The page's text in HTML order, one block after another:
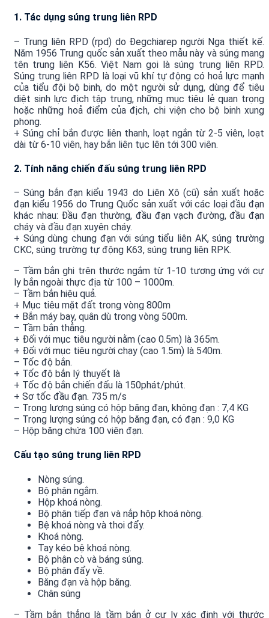
1. Tác dụng súng trung liên RPD
– Trung liên RPD (rpd) do Đegchiarep người Nga thiết kế.
Năm 1956 Trung quốc sản xuất theo mẫu này và súng mang
tên trung liên K56. Việt Nam gọi là súng trung liên RPD.
Súng trung liên RPD là loại vũ khí tự động có hoả lực mạnh
của tiểu đội bộ binh, do một người sử dụng, dùng để tiêu
diệt sinh lực địch tập trung, những mục tiêu lẻ quan trọng
hoặc những hoả điểm của địch, chi viện cho bộ binh xung
phong.
+ Súng chỉ bắn được liên thanh, loạt ngắn từ 2-5 viên, loạt
dài từ 6-10 viên, hay bắn liên tục lên tới 300 viên.
2. Tính năng chiến đấu súng trung liên RPD
– Súng bắn đạn kiểu 1943 do Liên Xô (cũ) sản xuất hoặc
đạn kiểu 1956 do Trung Quốc sản xuất với các loại đầu đạn
khác nhau: Đầu đạn thường, đầu đạn vạch đường, đầu đạn
cháy và đầu đạn xuyên cháy.
+ Súng dùng chung đạn với súng tiểu liên AK, súng trường
CKC, súng trường tự động K63, súng trung liên RPK.
– Tầm bắn ghi trên thước ngắm từ 1-10 tương ứng với cự
ly bắn ngoài thực địa từ 100 – 1000m.
– Tầm bắn hiệu quả.
+ Mục tiêu mặt đất trong vòng 800m
+ Bắn máy bay, quân dù trong vòng 500m.
– Tầm bắn thẳng.
+ Đối với mục tiêu người nằm (cao 0.5m) là 365m.
+ Đối với mục tiêu người chạy (cao 1.5m) là 540m.
– Tốc độ bắn.
+ Tốc độ bắn lý thuyết là
+ Tốc độ bắn chiến đấu là 150phát/phút.
+ Sơ tốc đầu đạn. 735 m/s
– Trọng lượng súng có hộp băng đạn, không đạn : 7,4 KG
– Trọng lượng súng có hộp băng đạn, có đạn : 9,0 KG
– Hộp băng chứa 100 viên đạn.
Cấu tạo súng trung liên RPD
Nòng súng.
Bộ phận ngắm.
Hộp khoá nòng.
Bộ phận tiếp đạn và nắp hộp khoá nòng.
Bệ khoá nòng và thoi đẩy.
Khoá nòng.
Tay kéo bệ khoá nòng.
Bộ phận cò và báng súng.
Bộ phận đẩy về.
Băng đạn và hộp băng.
Chân súng
– Tầm bắn thẳng là tầm bắn ở cự ly xác định với thước